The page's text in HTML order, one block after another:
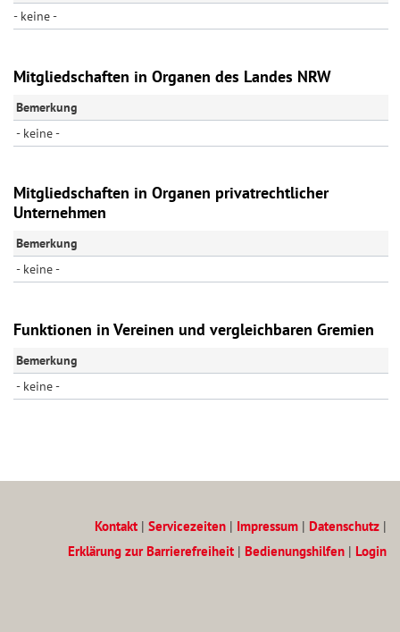
- keine -
Mitgliedschaften in Organen des Landes NRW
Bemerkung
- keine -
Mitgliedschaften in Organen privatrechtlicher
Unternehmen
Bemerkung
- keine -
Funktionen in Vereinen und vergleichbaren Gremien
Bemerkung
- keine -
Kontakt | Servicezeiten | Impressum | Datenschutz |
Erklärung zur Barrierefreiheit | Bedienungshilfen | Login